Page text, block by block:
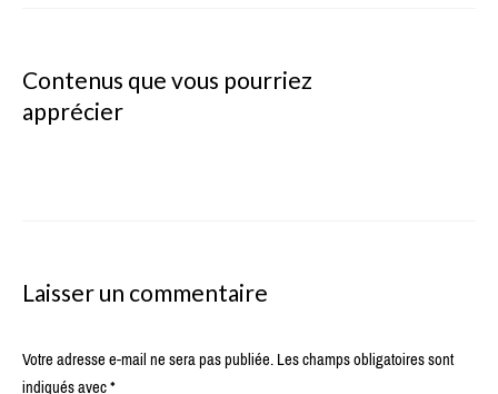
Contenus que vous pourriez
apprécier
Laisser un commentaire
Votre adresse e-mail ne sera pas publiée.Les champs obligatoires sont
indiqués avec*